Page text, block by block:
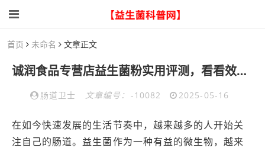
首页 未命名 文章正文
诚润食品专营店益生菌粉实用评测，看看效果究竟如何
肠道卫士 文章编号： -10082 2025-05-16
在如今快速发展的生活节奏中，越来越多的人开始关
注自己的肠道。益生菌作为一种有益的微生物，越来